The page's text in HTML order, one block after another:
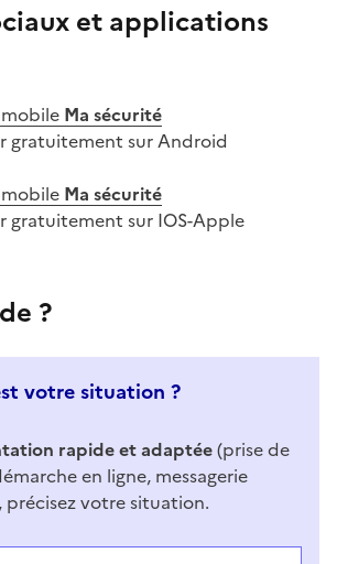
et applications
Ma sécurité
gratuitement sur Android
Ma sécurité
gratuitement sur IOS-Apple
?
votre situation ?
rapide et adaptée(prise de
en ligne, messagerie
précisez votre situation.
successives et les réponses